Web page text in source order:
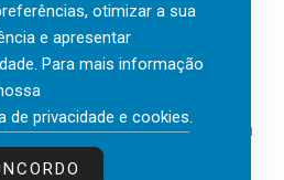
Global Outlook 2026
global em serviços de
artificial (IA), acaba
otimizar a sua
e apresentar
Para mais informação
de privacidade e cookies.